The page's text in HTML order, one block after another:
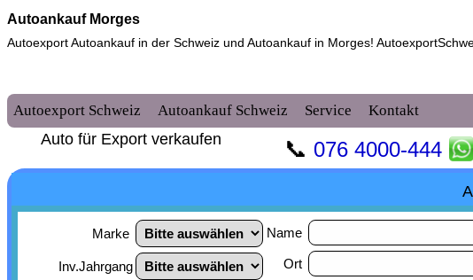
Autoankauf Morges
Autoexport Autoankauf in der Schweiz und Autoankauf in Morges!